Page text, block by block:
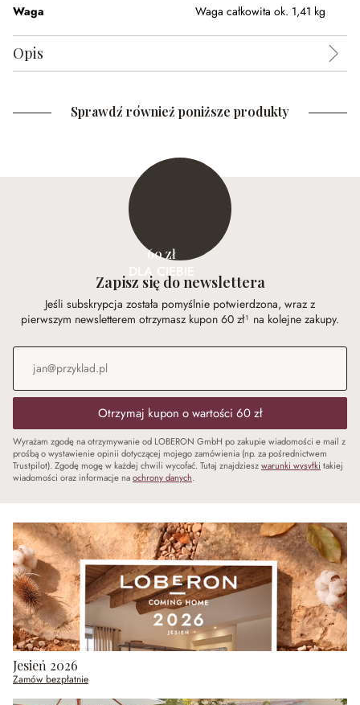
Waga
Waga całkowita ok. 1,41 kg
Opis
Sprawdź również poniższe produkty
60 zł
DLA CIEBIE
Zapisz się do newslettera
Jeśli subskrypcja została pomyślnie potwierdzona, wraz z
pierwszym newsletterem otrzymasz kupon 60 zł¹ na kolejne zakupy.
Adres e-mail
Otrzymaj kupon o wartości 60 zł
Wyrażam zgodę na otrzymywanie od LOBERON GmbH po zakupie wiadomości e mail z
prośbą o wystawienie opinii dotyczącej mojego zamówienia (np. za pośrednictwem
Trustpilot). Zgodę mogę w każdej chwili wycofać. Tutaj znajdzieszwarunki wysyłki takiej
wiadomości oraz informacje naochrony danych.
Jesień 2026
Zamów bezpłatnie